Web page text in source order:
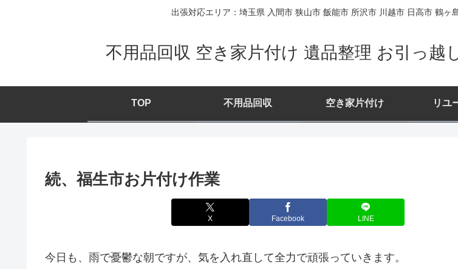
出張対応エリア：埼玉県 入間市 狭山市 飯能市 所沢市 川越市 日高市 鶴
不用品回収 空き家片付け 遺品整理 お引っ越
TOP 不用品回収 空き家片付け リユ
続、福生市お片付け作業
X Facebook LINE
今日も、雨で憂鬱な朝ですが、気を入れ直して全力で頑張っていきます。